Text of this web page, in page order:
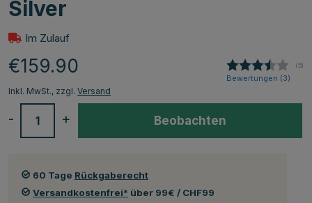
Silver
Im Zulauf
€159.90 (5)
Bewertungen (3)
Inkl. MwSt., zzgl. Versand
+
- Beobachten
60 Tage Rückgaberecht
Versandkostenfrei* über 99€ / CHF99